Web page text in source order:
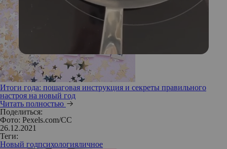
Итоги года: пошаговая инструкция и секреты правильного
настроя на новый год
Читать полностью
Поделиться:
Фото: Pexels.com/CC
26.12.2021
Теги:
Новый годпсихологияличное